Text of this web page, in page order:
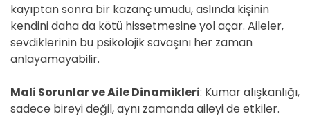
kayıptan sonra bir kazanç umudu, aslında kişinin
kendini daha da kötü hissetmesine yol açar. Aileler,
sevdiklerinin bu psikolojik savaşını her zaman
anlayamayabilir.
Mali Sorunlar ve Aile Dinamikleri: Kumar alışkanlığı,
sadece bireyi değil, aynı zamanda aileyi de etkiler.